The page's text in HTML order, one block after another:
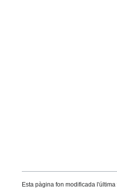
Esta pàgina fon modificada